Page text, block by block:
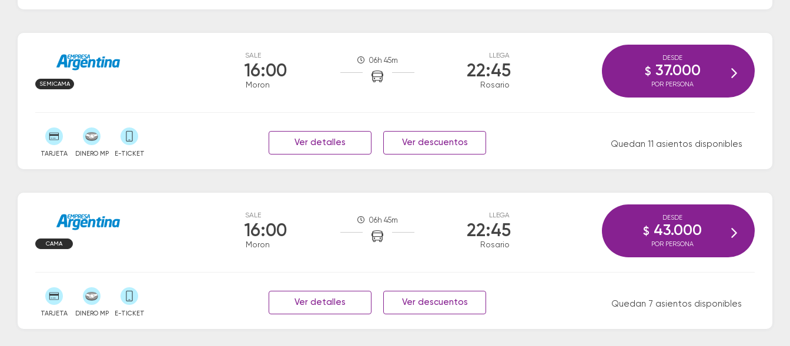
SALE
16:00
Moron
06h 45m
LLEGA
22:45
Rosario
SEMICAMA
TARJETA DINERO MP E-TICKET
Ver detalles Ver descuentos Quedan 11 asientos disponibles
DESDE
$ 37.000
POR PERSONA
SALE
16:00
Moron
06h 45m
LLEGA
22:45
Rosario
CAMA
TARJETA DINERO MP E-TICKET
Ver detalles Ver descuentos Quedan 7 asientos disponibles
DESDE
$ 43.000
POR PERSONA